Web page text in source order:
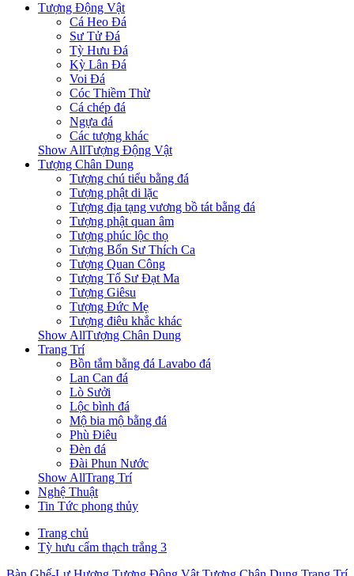
Tượng Động Vật
Cá Heo Đá
Sư Tử Đá
Tỳ Hưu Đá
Kỳ Lân Đá
Voi Đá
Cóc Thiềm Thừ
Cá chép đá
Ngựa đá
Các tượng khác
Show AllTượng Động Vật
Tượng Chân Dung
Tượng chú tiểu bằng đá
Tượng phật di lặc
Tượng địa tạng vương bồ tát bằng đá
Tượng phật quan âm
Tượng phúc lộc thọ
Tượng Bổn Sư Thích Ca
Tượng Quan Công
Tượng Tổ Sư Đạt Ma
Tượng Giêsu
Tượng Đức Mẹ
Tượng điêu khắc khác
Show AllTượng Chân Dung
Trang Trí
Bồn tắm bằng đá Lavabo đá
Lan Can đá
Lò Sưởi
Lộc bình đá
Mộ bia mộ bằng đá
Phù Điêu
Đèn đá
Đài Phun Nước
Show AllTrang Trí
Nghệ Thuật
Tin Tức phong thủy
Trang chủ
Tỳ hưu cẩm thạch trắng 3